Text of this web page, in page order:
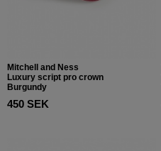
Mitchell and Ness
Luxury script pro crown
Burgundy
450 SEK